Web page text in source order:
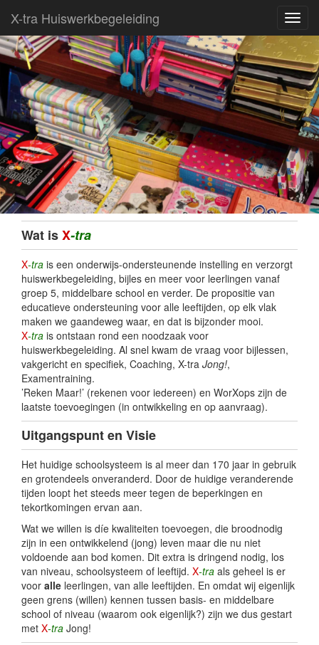
Welkom
Diensten (regulier)
Contactgegevens…
Kennismaking & Aanmelden
Team
Tarieven & voorwaarden
FAQ
Werken bij …
✉ Mail ons ...
X-tra Huiswerkbegeleiding
Wat isX-tra
X-tra is een onderwijs-ondersteunende instelling en verzorgt
huiswerkbegeleiding, bijles en meer voor leerlingen vanaf
groep 5, middelbare school en verder. De propositie van
educatieve ondersteuning voor alle leeftijden, op elk vlak
maken we gaandeweg waar, en dat is bijzonder mooi.
X-tra is ontstaan rond een noodzaak voor
huiswerkbegeleiding. Al snel kwam de vraag voor bijlessen,
vakgericht en specifiek, Coaching, X-tra Jong!,
Examentraining.
’Reken Maar!’ (rekenen voor iedereen) en WorXops zijn de
laatste toevoegingen (in ontwikkeling en op aanvraag).
Uitgangspunt en Visie
Het huidige schoolsysteem is al meer dan 170 jaar in gebruik
en grotendeels onveranderd. Door de huidige veranderende
tijden loopt het steeds meer tegen de beperkingen en
tekortkomingen ervan aan.
Wat we willen is díe kwaliteiten toevoegen, die broodnodig
zijn in een ontwikkelend (jong) leven maar die nu niet
voldoende aan bod komen. Dit extra is dringend nodig, los
van niveau, schoolsysteem of leeftijd. X-tra als geheel is er
voor alle leerlingen, van alle leeftijden. En omdat wij eigenlijk
geen grens (willen) kennen tussen basis- en middelbare
school of niveau (waarom ook eigenlijk?) zijn we dus gestart
met X-tra Jong!